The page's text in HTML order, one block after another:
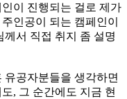
이 진행되는 걸로 제가
인공이 되는 캠페인이
서 직접 취지 좀 설명
공자분들을 생각하면
, 그 순간에도 지금 현